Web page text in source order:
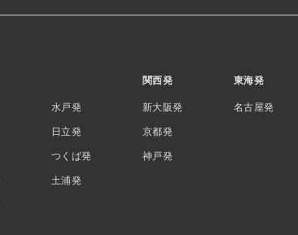
水戸発
日立発
つくば発
土浦発
関西発
新大阪発
京都発
神戸発
東海発
名古屋発